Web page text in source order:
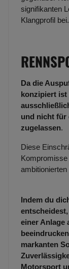
signifikanten
Klangprofil bei.
Da die
konzipiert ist
und nicht für
zugelassen.
Diese
Kompromisse
Indem du
einer Anlage
markanten
Motorsport